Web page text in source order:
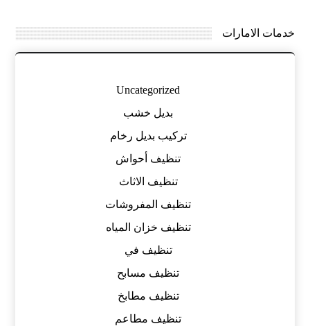
خدمات الامارات
Uncategorized
بديل خشب
تركيب بديل رخام
تنظيف أحواش
تنظيف الاثاث
تنظيف المفروشات
تنظيف خزان المياه
تنظيف في
تنظيف مسابح
تنظيف مطابخ
تنظيف مطاعم